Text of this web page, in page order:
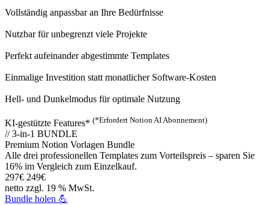
Vollständig anpassbar an Ihre Bedürfnisse
Nutzbar für unbegrenzt viele Projekte
Perfekt aufeinander abgestimmte Templates
Einmalige Investition statt monatlicher Software-Kosten
Hell- und Dunkelmodus für optimale Nutzung
KI-gestützte Features* (*Erfordert Notion AI Abonnement)
// 3-in-1 BUNDLE
Premium Notion Vorlagen Bundle
Alle drei professionellen Templates zum Vorteilspreis – sparen Sie
16% im Vergleich zum Einzelkauf.
297€ 249€
netto zzgl. 19 % MwSt.
Bundle holen 💪